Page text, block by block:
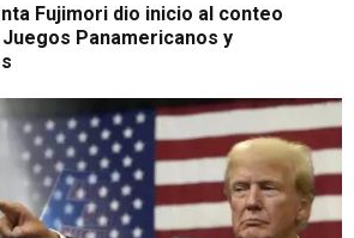
Fujimori dio inicio al conteo
Panamericanos y